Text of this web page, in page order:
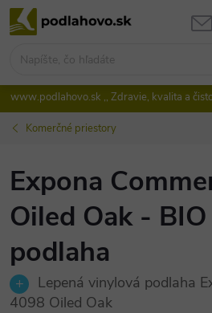
Prejsť
na
www.podlahovo.sk ,, Zdravie, kvalita a
Komerčné priestory
Expona
Oiled Oak -
podlaha
Lepená vinylová podlaha
4098 Oiled Oak